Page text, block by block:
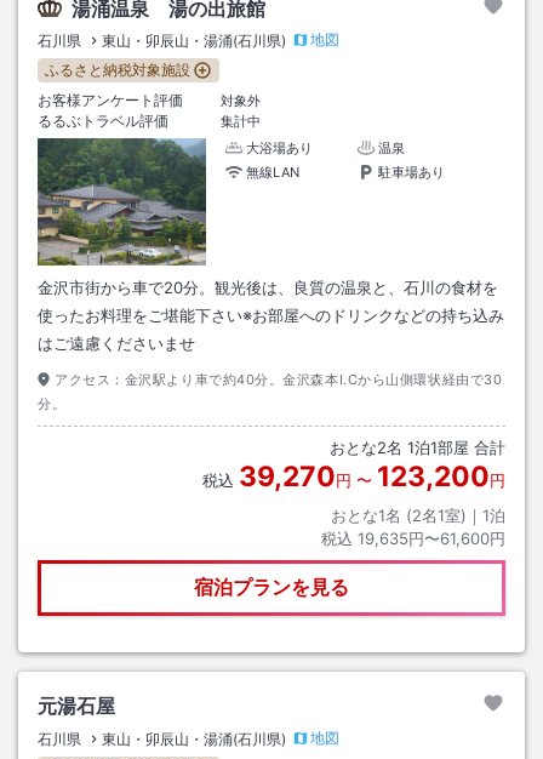
湯涌温泉 湯の出旅館
石川県 東山・卯辰山・湯涌(石川県)
地図
ふるさと納税対象施設
お客様アンケート評価
対象外
るるぶトラベル評価
集計中
大浴場あり
温泉
無線LAN
駐車場あり
金沢市街から車で20分。観光後は、良質の温泉と、石川の食材を
使ったお料理をご堪能下さい※お部屋へのドリンクなどの持ち込み
はご遠慮くださいませ
アクセス： 金沢駅より車で約40分。金沢森本I.Cから山側環状経由で30
分。
おとな2名 1泊1部屋 合計
税込 39,270円 〜 123,200円
おとな1名 (2名1室)｜ 1泊
税込 19,635円〜61,600円
宿泊プランを見る
元湯石屋
石川県 東山・卯辰山・湯涌(石川県)
地図